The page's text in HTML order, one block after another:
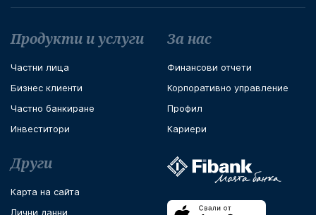
Футър навигация
Продукти и услуги
Частни лица
Бизнес клиенти
Частно банкиране
Инвеститори
За нас
Финансови отчети
Корпоративно управление
Профил
Кариери
Други
Карта на сайта
Лични данни